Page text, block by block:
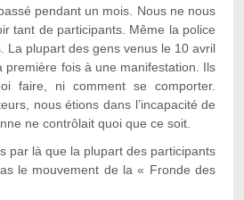
pendant un mois. Nous ne nous
tant de participants. Même la police
La plupart des gens venus le 10 avril
première fois à une manifestation. Ils
faire, ni comment se comporter.
nous étions dans l’incapacité de
ne contrôlait quoi que ce soit.
par là que la plupart des participants
le mouvement de la « Fronde des